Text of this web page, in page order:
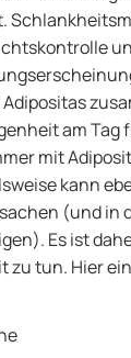
am Tag
mit
kann
(und in
Es ist
zu tun. Hier